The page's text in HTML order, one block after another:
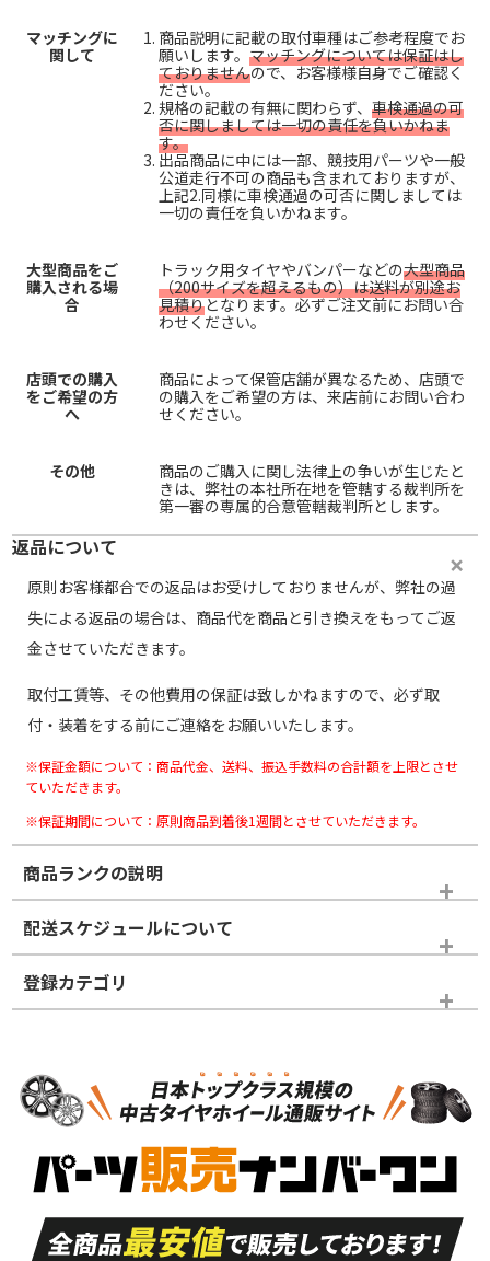
マッチングに
関して
商品説明に記載の取付車種はご参考程度でお
願いします。 マッチングについては保証はし
ておりませんので、お客様様自身でご確認く
ださい。
規格の記載の有無に関わらず、 車検通過の可
否に関しましては一切の責任を負いかねま
す。
出品商品に中には一部、競技用パーツや一般
公道走行不可の商品も含まれておりますが、
上記2.同様に車検通過の可否に関しましては
一切の責任を負いかねます。
大型商品をご
購入される場
合
トラック用タイヤやバンパーなどの大型商品
（200サイズを超えるもの）は送料が別途お
見積りとなります。必ずご注文前にお問い合
わせください。
店頭での購入
をご希望の方
へ
商品によって保管店舗が異なるため、店頭で
の購入をご希望の方は、来店前にお問い合わ
せください。
その他
商品のご購入に関し法律上の争いが生じたと
きは、弊社の本社所在地を管轄する裁判所を
第一審の専属的合意管轄裁判所とします。
返品について
原則お客様都合での返品はお受けしておりませんが、弊社の過
失による返品の場合は、商品代を商品と引き換えをもってご返
金させていただきます。
取付工賃等、その他費用の保証は致しかねますので、必ず取
付・装着をする前にご連絡をお願いいたします。
※保証金額について：商品代金、送料、振込手数料の合計額を上限とさせ
ていただきます。
※保証期間について：原則商品到着後1週間とさせていただきます。
商品ランクの説明
※商品ランクは出品者の主観により判断しておりますので、あら
かじめご了承ください。
ホイールランク
S
品）
S
新車外し品（新古
付き
A
走行距離も少なく、
目立つ傷もほとんど
ない中古品
A
走行距離も少なく、
非常に状態の良い中
古品
配送スケジュールについて
登録カテゴリ
スタッドレスタイヤのみ